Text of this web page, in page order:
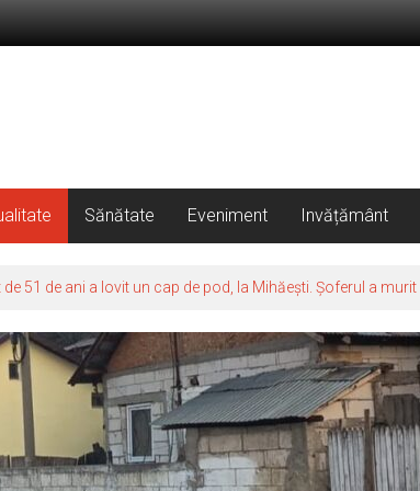
Sănătate Eveniment Invățământ
51 de ani a lovit un cap de pod, la Mihăești. Șoferul a murit